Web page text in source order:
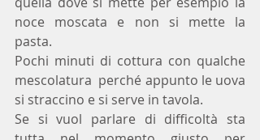
noce moscata e non si mette la
pasta.
Pochi minuti di cottura con qualche
mescolatura  perché appunto le uova
si straccino e si serve in tavola.
Se si vuol parlare di difficoltà sta